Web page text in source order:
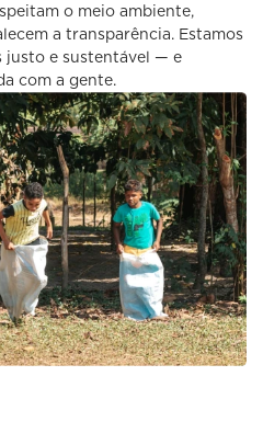
o meio ambiente,
a transparência. Estamos
e sustentável — e
com a gente.